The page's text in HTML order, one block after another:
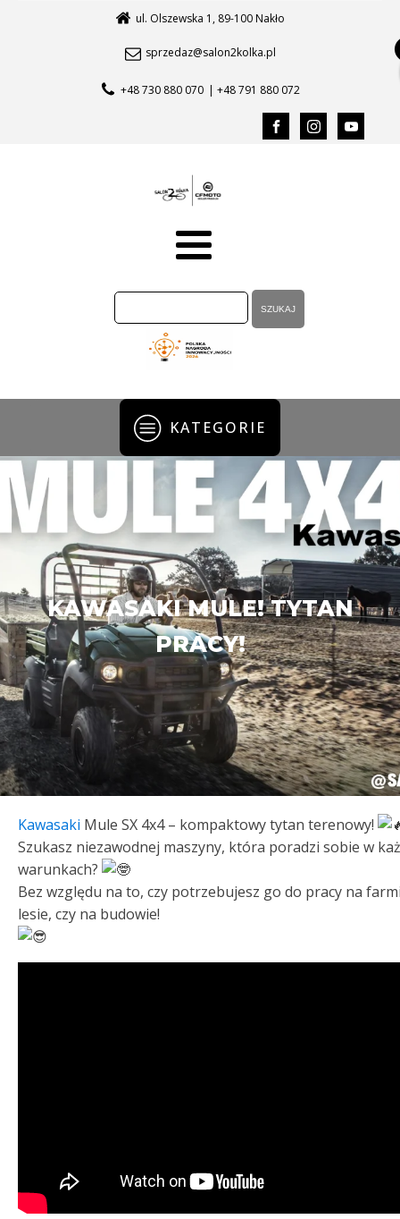
ul. Olszewska 1, 89-100 Nakło
sprzedaz@salon2kolka.pl
+48 730 880 070 | +48 791 880 072
KATEGORIE
KAWASAKI MULE! TYTAN
PRACY!
Kawasaki Mule SX 4x4 – kompaktowy tytan terenowy!
Szukasz niezawodnej maszyny, która poradzi sobie w
warunkach?
Bez względu na to, czy potrzebujesz go do pracy na
lesie, czy na budowie!